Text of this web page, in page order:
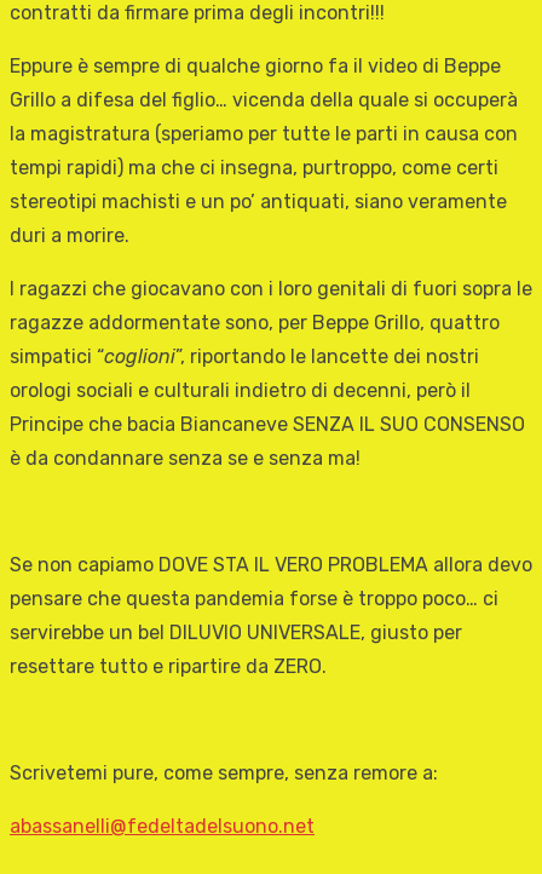
contratti da firmare prima degli incontri!!!
Eppure è sempre di qualche giorno fa il video di Beppe
Grillo a difesa del figlio… vicenda della quale si occuperà
la magistratura (speriamo per tutte le parti in causa con
tempi rapidi) ma che ci insegna, purtroppo, come certi
stereotipi machisti e un po’ antiquati, siano veramente
duri a morire.
I ragazzi che giocavano con i loro genitali di fuori sopra le
ragazze addormentate sono, per Beppe Grillo, quattro
simpatici “coglioni”, riportando le lancette dei nostri
orologi sociali e culturali indietro di decenni, però il
Principe che bacia Biancaneve SENZA IL SUO CONSENSO
è da condannare senza se e senza ma!
Se non capiamo DOVE STA IL VERO PROBLEMA allora devo
pensare che questa pandemia forse è troppo poco… ci
servirebbe un bel DILUVIO UNIVERSALE, giusto per
resettare tutto e ripartire da ZERO.
Scrivetemi pure, come sempre, senza remore a:
abassanelli@fedeltadelsuono.net